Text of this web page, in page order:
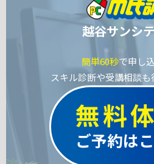
越谷サンシ
簡単60秒で申し
スキル診断や受講相談も
無料
ご予約は